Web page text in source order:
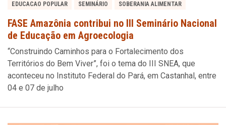
EDUCACAO POPULAR
SEMINÁRIO SOBERANIA ALIMENTAR
FASE Amazônia contribui no III Seminário Nacional
de Educação em Agroecologia
“Construindo Caminhos para o Fortalecimento dos
Territórios do Bem Viver”, foi o tema do III SNEA, que
aconteceu no Instituto Federal do Pará, em Castanhal, entre
04 e 07 de julho